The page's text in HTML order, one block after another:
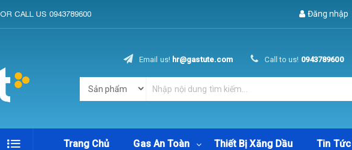
CALL US 0943789600 Đăng nhập
Email us! hr@gastute.com Call to us! 0943789600
Trang Chủ Gas An Toàn Thiết Bị Xăng Dầu Tin Tức